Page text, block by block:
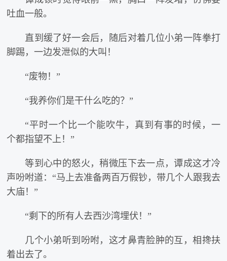
吐血一般。
直到缓了好一会后，随后对着几位小弟一阵拳打
脚踢，一边发泄似的大叫！
“废物！”
“我养你们是干什么吃的？”
“平时一个比一个能吹牛，真到有事的时候，一
个都指望不上！”
等到心中的怒火，稍微压下去一点，谭成这才冷
声吩咐道：“马上去准备两百万假钞，带几个人跟我去
大庙！”
“剩下的所有人去西沙湾埋伏！”
几个小弟听到吩咐，这才鼻青脸肿的互，相搀扶
着出去了。